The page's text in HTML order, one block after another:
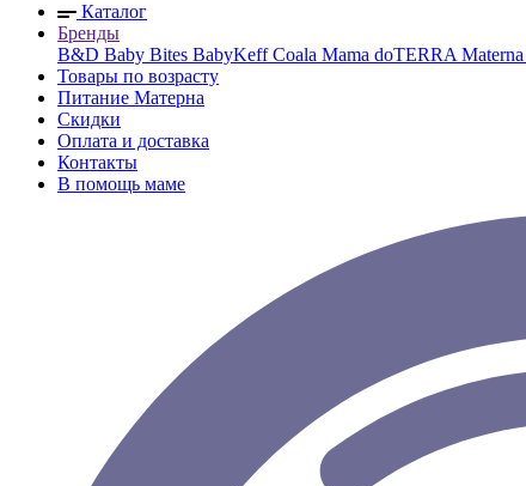
Каталог
Бренды
B&D Baby Bites BabyKeffCoala Mama doTERRA Materna
Товары по возрасту
Питание Матерна
Скидки
Оплата и доставка
Контакты
В помощь маме